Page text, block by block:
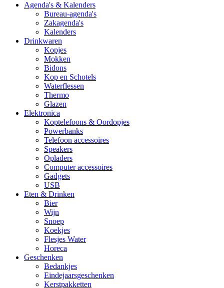
Agenda's & Kalenders
Bureau-agenda's
Zakagenda's
Kalenders
Drinkwaren
Kopjes
Mokken
Bidons
Kop en Schotels
Waterflessen
Thermo
Glazen
Elektronica
Koptelefoons & Oordopjes
Powerbanks
Telefoon accessoires
Speakers
Opladers
Computer accessoires
Gadgets
USB
Eten & Drinken
Bier
Wijn
Snoep
Koekjes
Flesjes Water
Horeca
Geschenken
Bedankjes
Eindejaarsgeschenken
Kerstpakketten